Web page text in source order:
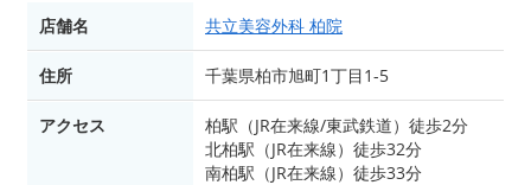
店舗名 共立美容外科 柏院
住所 千葉県柏市旭町1丁目1-5
アクセス
柏駅（JR在来線/東武鉄道）徒歩2分
北柏駅（JR在来線）徒歩32分
南柏駅（JR在来線）徒歩33分